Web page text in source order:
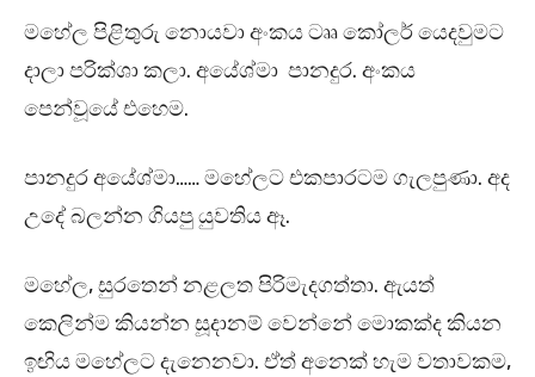
මහේල පිළිතුරු නොයවා අංකය ටෲ කෝලර් යෙදවුමට
දාලා පරික්ශා කලා. අයේශ්මා පානදුර. අංකය
පෙන්වූයේ එහෙම.
පානදුර අයේශ්මා…… මහේලට එකපාරටම ගැලපුණා. අද
උදේ බලන්න ගියපු යුවතිය ඈ.
මහේල, සුරතෙන් නළලත පිරිමැදගත්තා. ඇයත්
කෙලින්ම කියන්න සූදානම් වෙන්නේ මොකක්ද කියන
ඉඟිය මහේලට දැනෙනවා. ඒත් අනෙක් හැම වතාවකම,